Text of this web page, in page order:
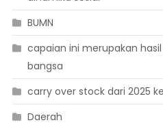
BUMN
capaian ini merupakan
bangsa
carry over stock dari 2025
Daerah